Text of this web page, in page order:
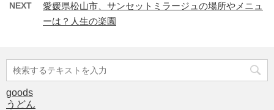
NEXT
愛媛県松山市、サンセットミラージュの場所やメニュ
ーは？人生の楽園
goods
うどん